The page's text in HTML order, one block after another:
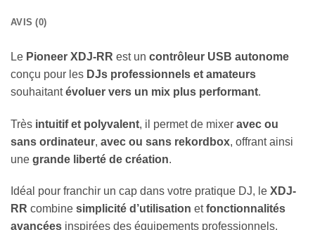
AVIS (0)
Le Pioneer XDJ-RR est un contrôleur USB autonome
conçu pour les DJs professionnels et amateurs
souhaitantévoluer vers un mix plus performant.
Très intuitif et polyvalent, il permet de mixer avec ou
sans ordinateur, avec ou sans rekordbox, offrant ainsi
une grande liberté de création.
Idéal pour franchir un cap dans votre pratique DJ, le XDJ-
RR combine simplicité d’utilisation etfonctionnalités
avancées inspirées des équipements professionnels.